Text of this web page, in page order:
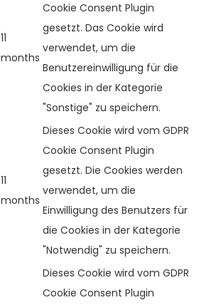
11
months
Cookie Consent Plugin
gesetzt. Das Cookie wird
verwendet, um die
Benutzereinwilligung für die
Cookies in der Kategorie
"Sonstige" zu speichern.
11
months
Dieses Cookie wird vom GDPR
Cookie Consent Plugin
gesetzt. Die Cookies werden
verwendet, um die
Einwilligung des Benutzers für
die Cookies in der Kategorie
"Notwendig" zu speichern.
Dieses Cookie wird vom GDPR
Cookie Consent Plugin